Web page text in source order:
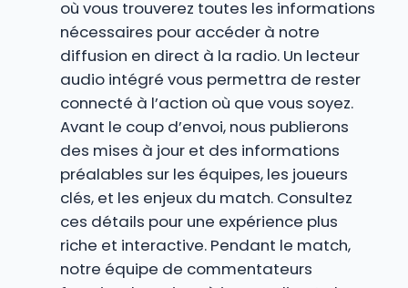
où vous trouverez toutes les informations
nécessaires pour accéder à notre
diffusion en direct à la radio. Un lecteur
audio intégré vous permettra de rester
connecté à l’action où que vous soyez.
Avant le coup d’envoi, nous publierons
des mises à jour et des informations
préalables sur les équipes, les joueurs
clés, et les enjeux du match. Consultez
ces détails pour une expérience plus
riche et interactive. Pendant le match,
notre équipe de commentateurs